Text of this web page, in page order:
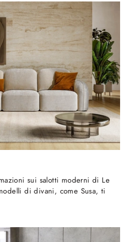
sui salotti moderni di Le
di divani, come Susa, ti